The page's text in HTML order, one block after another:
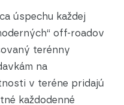
úspechu každej
off-roadov
terénny
na
v teréne pridajú
každodenné